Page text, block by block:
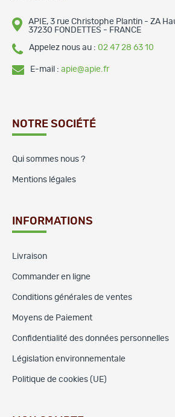
APIE, 3 rue Christophe Plantin - ZA
37230 FONDETTES - FRANCE
Appelez nous au : 02 47 28 63 10
E-mail : apie@apie.fr
NOTRE SOCIÉTÉ
Qui sommes nous ?
Mentions légales
INFORMATIONS
Livraison
Commander en ligne
Conditions générales de ventes
Moyens de Paiement
Confidentialité des données personnelles
Législation environnementale
Politique de cookies (UE)